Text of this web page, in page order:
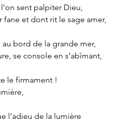
sent palpiter Dieu,
fane et dont rit le sage amer,
au bord de la grande mer,
se console en s’abîmant,
le firmament !
l’adieu de la lumière